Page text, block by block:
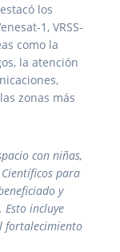
los
1, VRSS-
como la
la atención
zonas más
con niñas,
para
y
incluye
fortalecimiento